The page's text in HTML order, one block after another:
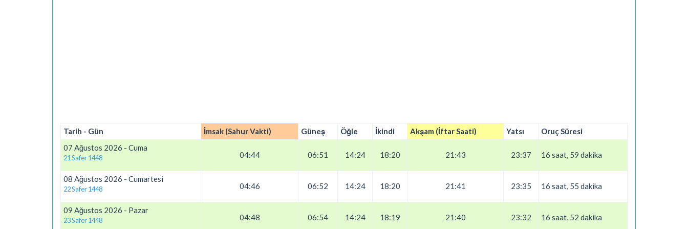
Tarih - Gün İmsak (Sahur Vakti) Güneş Öğle İkindi Akşam (İftar Saati) Yatsı
Oruç Süresi
07 Ağustos 2026 - Cuma
21 Safer 1448 04:44 06:51 14:24 18:20 21:43 23:37 16 saat, 59 dakika
08 Ağustos 2026 - Cumartesi
22 Safer 1448 04:46 06:52 14:24 18:20 21:41 23:35 16 saat, 55 dakika
09 Ağustos 2026 - Pazar
23 Safer 1448 04:48 06:54 14:24 18:19 21:40 23:32 16 saat, 52 dakika